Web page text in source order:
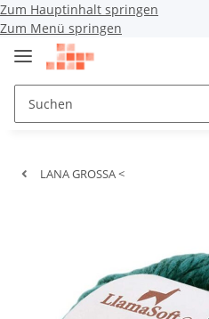
Zum Hauptinhalt springen
Zum Menü springen
LANA GROSSA <